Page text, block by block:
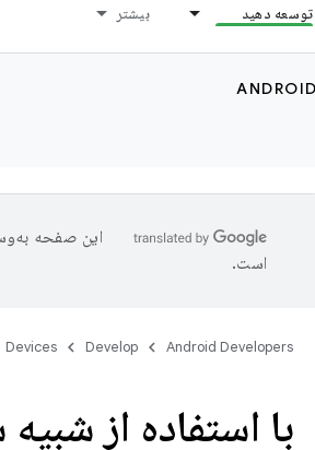
توسعه دهید بیشتر
این صفحه
است.
Android Developers
Develop
Devices